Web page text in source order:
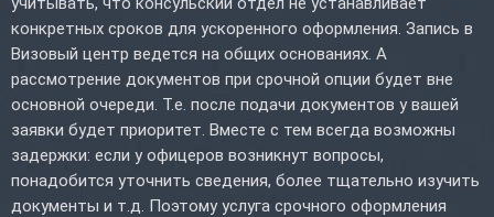
конкретных сроков для ускоренного оформления. Запись в
Визовый центр ведется на общих основаниях. А
рассмотрение документов при срочной опции будет вне
основной очереди. Т.е. после подачи документов у вашей
заявки будет приоритет. Вместе с тем всегда возможны
задержки: если у офицеров возникнут вопросы,
понадобится уточнить сведения, более тщательно изучить
документы и т.д. Поэтому услуга срочного оформления